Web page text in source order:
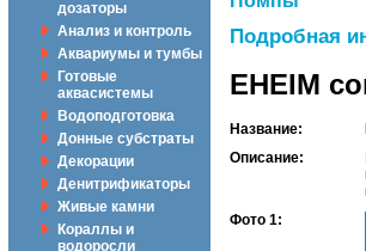
дозаторы
Анализ и контроль
Аквариумы и тумбы
Готовые
аквасистемы
Водоподготовка
Донные субстраты
Декорации
Денитрификаторы
Живые камни
Кораллы и
водоросли
Подробная
EHEIM
Название:
Описание:
Фото 1: